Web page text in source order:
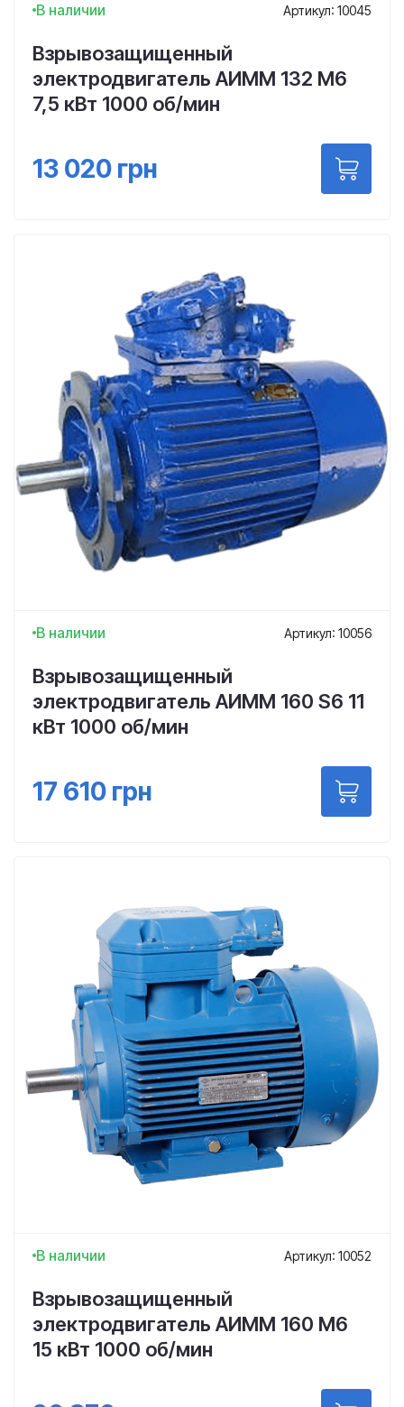
В наличии Артикул: 10045
Взрывозащищенный
электродвигатель АИММ 132 М6
7,5 кВт 1000 об/мин
13 020 грн
В наличии Артикул: 10056
Взрывозащищенный
электродвигатель АИММ 160 S6 11
кВт 1000 об/мин
17 610 грн
В наличии Артикул: 10052
Взрывозащищенный
электродвигатель АИММ 160 М6
15 кВт 1000 об/мин